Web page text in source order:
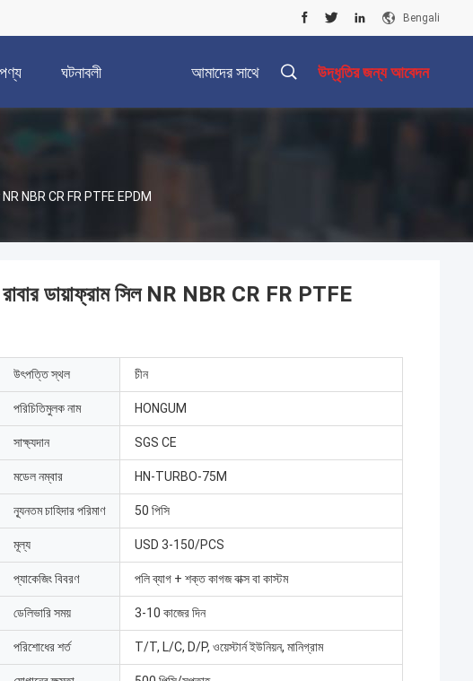
Bengali
পণ্য ঘটনাবলী আমাদের সাথে উদ্ধৃতির জন্য আবেদন
NR NBR CR FR PTFE EPDM
ডায়াফ্রাম সিল NR NBR CR FR PTFE
উৎপত্তি স্থল চীন
পরিচিতিমুলক নাম HONGUM
সাক্ষ্যদান SGS CE
মডেল নম্বার HN-TURBO-75M
ন্যূনতম চাহিদার পরিমাণ 50 পিসি
মূল্য USD 3-150/PCS
প্যাকেজিং বিবরণ পলি ব্যাগ + শক্ত কাগজ বাক্স বা কাস্টম
ডেলিভারি সময় 3-10 কাজের দিন
পরিশোধের শর্ত T/T, L/C, D/P, ওয়েস্টার্ন ইউনিয়ন, মানিগ্রাম